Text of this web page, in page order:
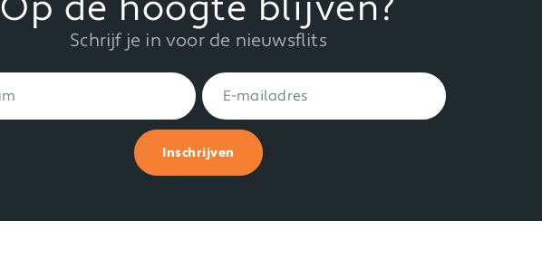
Schrijf je in voor de nieuwsflits
Inschrijven